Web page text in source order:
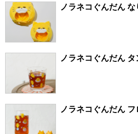
ノラネコぐんだん な
ノ